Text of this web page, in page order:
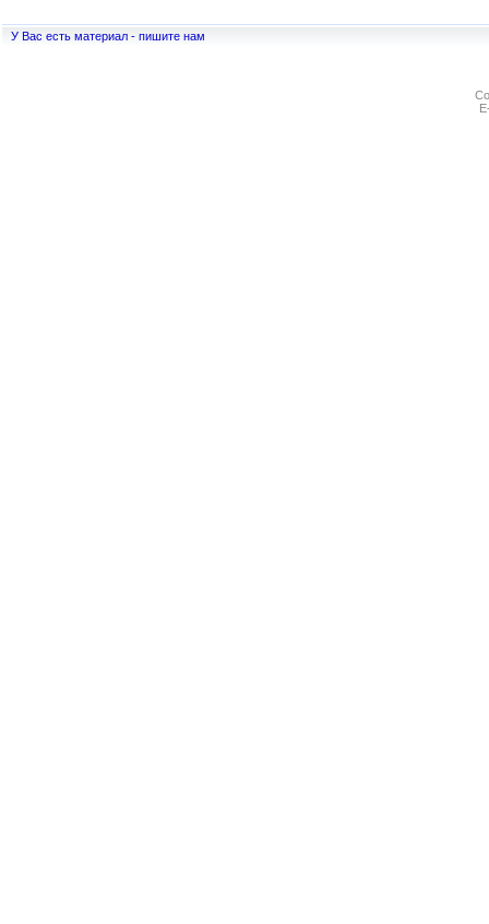
У Вас есть материал - пишите нам